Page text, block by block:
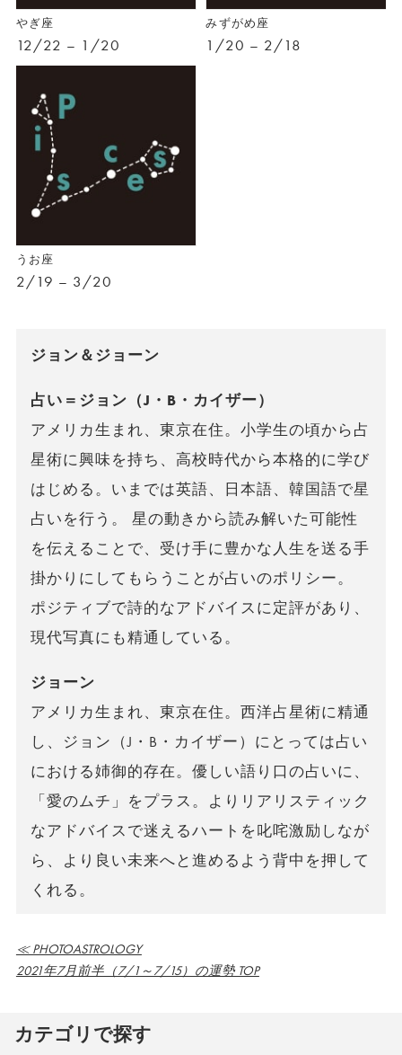
やぎ座
12/22 – 1/20
みずがめ座
1/20 – 2/18
うお座
2/19 – 3/20
ジョン＆ジョーン
占い＝ジョン（J・B・カイザー）
アメリカ生まれ、東京在住。小学生の頃から占
星術に興味を持ち、高校時代から本格的に学び
はじめる。いまでは英語、日本語、韓国語で星
占いを行う。 星の動きから読み解いた可能性
を伝えることで、受け手に豊かな人生を送る手
掛かりにしてもらうことが占いのポリシー。
ポジティブで詩的なアドバイスに定評があり、
現代写真にも精通している。
ジョーン
アメリカ生まれ、東京在住。西洋占星術に精通
し、ジョン（J・B・カイザー）にとっては占い
における姉御的存在。優しい語り口の占いに、
「愛のムチ」をプラス。よりリアリスティック
なアドバイスで迷えるハートを叱咤激励しなが
ら、より良い未来へと進めるよう背中を押して
くれる。
≪ PHOTOASTROLOGY
2021年7月前半（7/1～7/15）の運勢 TOP
カテゴリで探す